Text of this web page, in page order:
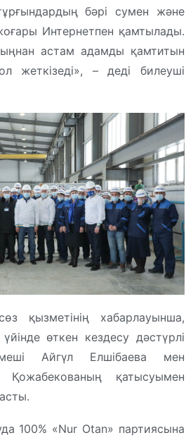
бәрі сумен және
Интернетпен қамтылады.
астам адамды қамтитын
жеткізеді», – деді билеуші
қызметінің хабарлауынша,
өткен кездесу дәстүрлі
Айгүл Елшібаева мен
қатысуымен
100% «Nur Otan» партиясына